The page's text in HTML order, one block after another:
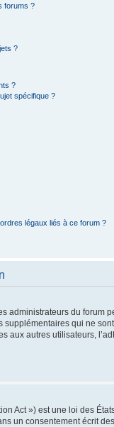
forums ?
?
?
spécifique ?
légaux liés à ce forum ?
administrateurs du
qui ne
autres utilisateurs,
Act ») est une loi des
un consentement écrit